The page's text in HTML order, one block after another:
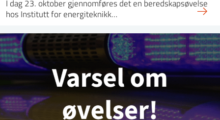
I dag 23. oktober gjennomføres det en beredskapsøvelse
hos Institutt for energiteknikk…